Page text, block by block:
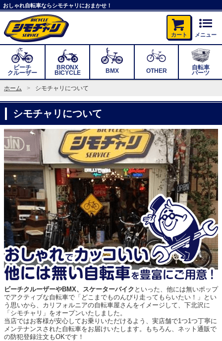
おしゃれ自転車ならシモチャリにおまかせ！
カート メニュー
ビーチ
クルーザー
BRONX
BICYCLE BMX OTHER 自転車
パーツ
ホーム シモチャリについて
シモチャリについて
ビーチクルーザーやBMX、スケーターバイク といった、他には無いポップ
でアクティブな自転車で「どこまでものんびり走ってもらいたい！」とい
う思いから、カリフォルニアの自転車屋さんをイメージして、下北沢に
「シモチャリ」をオープンいたしました。
当店ではお客様が安心してお乗りいただけるよう、実店舗で1つ1つ丁寧に
メンテナンスされた自転車をお届けいたします。もちろん、ネット通販で
の防犯登録注文もOKです！